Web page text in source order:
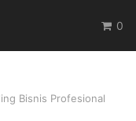
0
Bisnis Profesional